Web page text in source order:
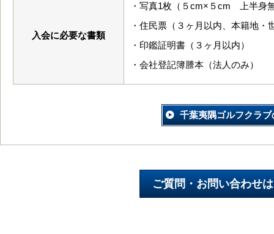
入会に必要な書類
・写真1枚（５cm×５cm 上半身
・住民票（３ヶ月以内、本籍地
・印鑑証明書（３ヶ月以内）
・会社登記簿謄本（法人のみ）
千葉夷隅ゴルフクラ